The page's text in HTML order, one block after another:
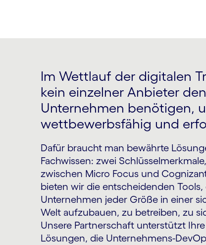
Im Wettlauf der digitalen
kein einzelner Anbieter
Unternehmen benötigen,
wettbewerbsfähig und
Dafür braucht man bewährte
Fachwissen: zwei
zwischen Micro Focus und
bieten wir die entscheidenden
Unternehmen jeder Größe in einer
Welt aufzubauen, zu betreiben, zu
Unsere Partnerschaft unterstützt
Lösungen, die Unternehmens-